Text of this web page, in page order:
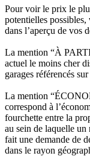
Pour voir le prix le
potentielles possibles,
dans l’aperçu de vos
La mention “À
actuel le moins cher
garages référencés
La mention
correspond à
fourchette entre la
au sein de laquelle
fait une demande de
dans le rayon